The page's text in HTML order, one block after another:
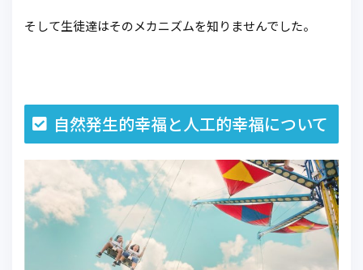
そして生徒達はそのメカニズムを知りませんでした。
自然発生的幸福と人工的幸福について